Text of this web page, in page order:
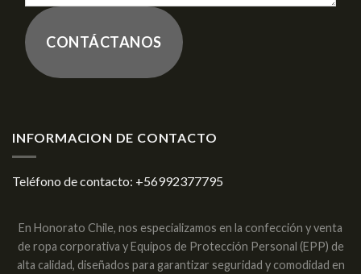
CONTÁCTANOS
INFORMACION DE CONTACTO
Teléfono de contacto: +56992377795
En Honorato Chile, nos especializamos en la confección y venta
de ropa corporativa y Equipos de Protección Personal (EPP) de
alta calidad, diseñados para garantizar seguridad y comodidad en